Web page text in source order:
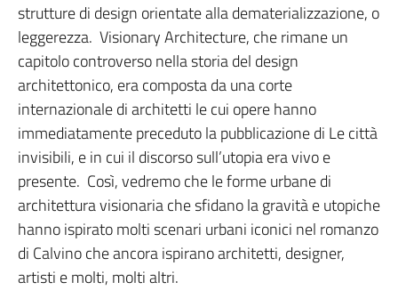
strutture di design orientate alla dematerializzazione, o
leggerezza. Visionary Architecture, che rimane un
capitolo controverso nella storia del design
architettonico, era composta da una corte
internazionale di architetti le cui opere hanno
immediatamente preceduto la pubblicazione di Le città
invisibili, e in cui il discorso sull’utopia era vivo e
presente. Così, vedremo che le forme urbane di
architettura visionaria che sfidano la gravità e utopiche
hanno ispirato molti scenari urbani iconici nel romanzo
di Calvino che ancora ispirano architetti, designer,
artisti e molti, molti altri.